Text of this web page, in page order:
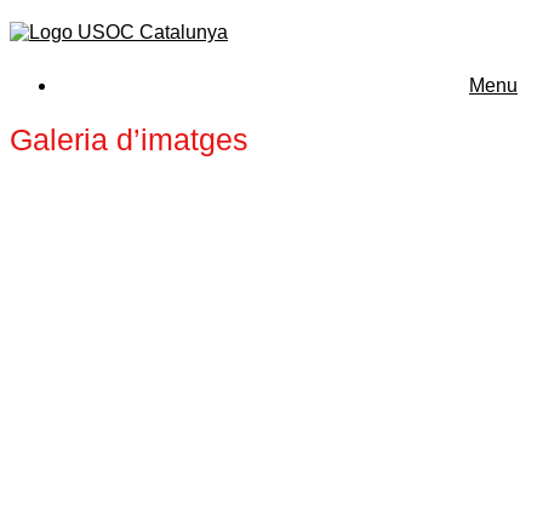
Menu
Galeria d’imatges